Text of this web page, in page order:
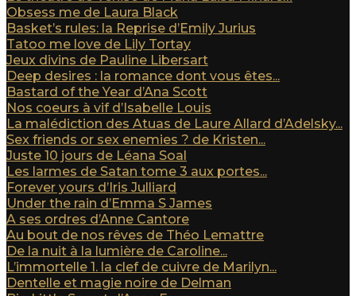
Obsess me de Laura Black
Basket’s rules: la Reprise d’Emily Jurius
Tatoo me love de Lily Tortay
Jeux divins de Pauline Libersart
Deep desires : la romance dont vous êtes...
Bastard of the Year d’Ana Scott
Nos coeurs à vif d’Isabelle Louis
La malédiction des Atuas de Laure Allard d’Adelsky...
Sex friends or sex enemies ? de Kristen...
Juste 10 jours de Léana Soal
Les larmes de Satan tome 3 aux portes...
Forever yours d’Iris Julliard
Under the rain d’Emma S James
A ses ordres d’Anne Cantore
Au bout de nos rêves de Théo Lemattre
De la nuit à la lumière de Caroline...
L’immortelle 1. la clef de cuivre de Marilyn...
Dentelle et magie noire de Delman